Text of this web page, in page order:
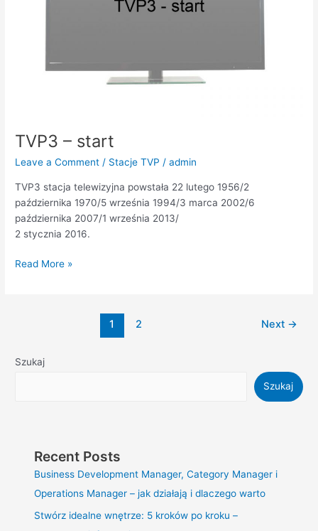
TVP3 – start
Leave a Comment / Stacje TVP /admin
TVP3 stacja telewizyjna powstała 22 lutego 1956/2
października 1970/5 września 1994/3 marca 2002/6
października 2007/1 września 2013/
2 stycznia 2016.
Read More »
1 2 Next →
Szukaj
Szukaj
Recent Posts
Business Development Manager, Category Manager i
Operations Manager – jak działają i dlaczego warto
Stwórz idealne wnętrze: 5 kroków po kroku –